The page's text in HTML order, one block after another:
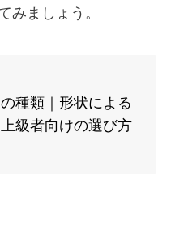
みましょう。
種類｜形状による
級者向けの選び方